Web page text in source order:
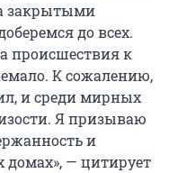
закрытыми
до всех.
происшествия к
К сожалению,
и среди мирных
Я призываю
и
домах», — цитирует